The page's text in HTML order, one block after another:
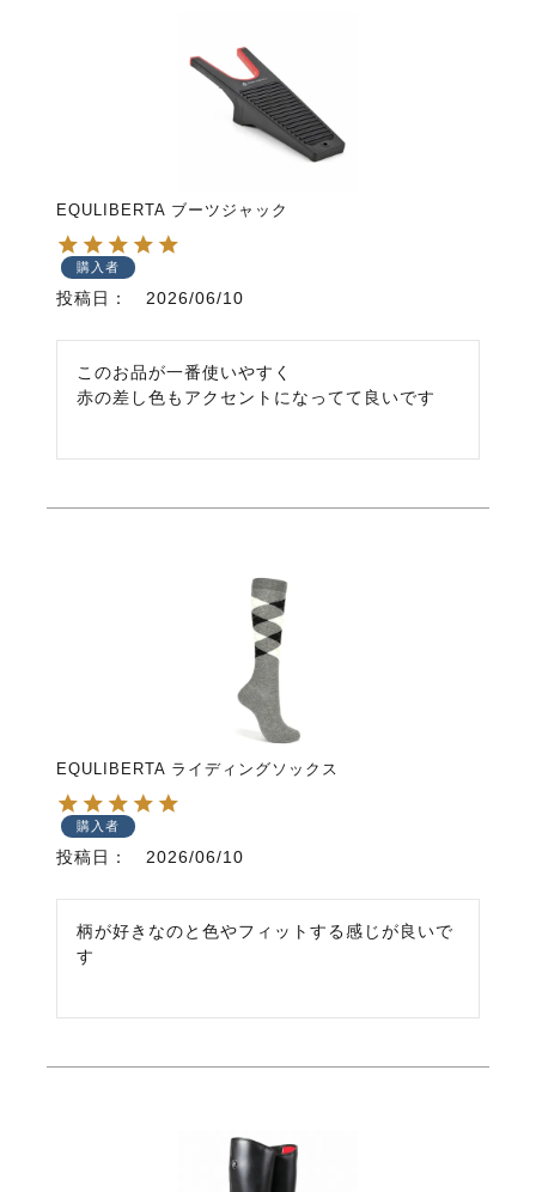
EQULIBERTA ブーツジャック
購入者
投稿日 2026/06/10
このお品が一番使いやすく
赤の差し色もアクセントになってて良いです
EQULIBERTA ライディングソックス
購入者
投稿日 2026/06/10
柄が好きなのと色やフィットする感じが良いで
す